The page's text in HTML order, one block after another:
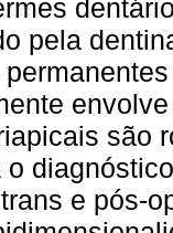
pela
são
e pós-